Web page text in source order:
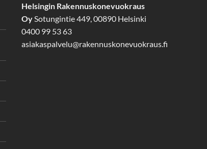
Helsingin Rakennuskonevuokraus
Oy Sotungintie 449, 00890 Helsinki
0400 99 53 63
asiakaspalvelu@rakennuskonevuokraus.fi